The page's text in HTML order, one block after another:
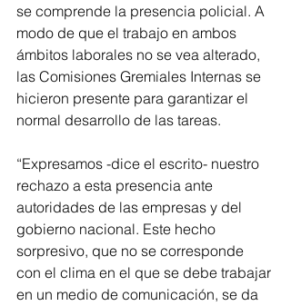
se comprende la presencia policial. A
modo de que el trabajo en ambos
ámbitos laborales no se vea alterado,
las Comisiones Gremiales Internas se
hicieron presente para garantizar el
normal desarrollo de las tareas.
“Expresamos -dice el escrito- nuestro
rechazo a esta presencia ante
autoridades de las empresas y del
gobierno nacional. Este hecho
sorpresivo, que no se corresponde
con el clima en el que se debe trabajar
en un medio de comunicación, se da